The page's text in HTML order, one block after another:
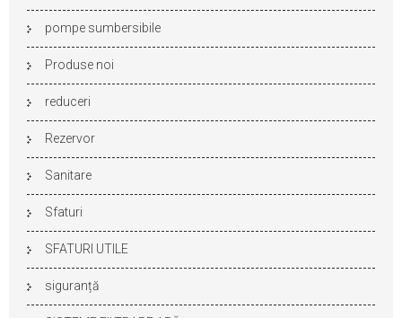
pompe sumbersibile
Produse noi
reduceri
Rezervor
Sanitare
Sfaturi
SFATURI UTILE
siguranță